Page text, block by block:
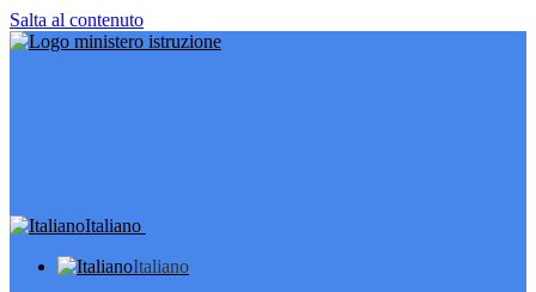
Salta al contenuto
Italiano
Italiano